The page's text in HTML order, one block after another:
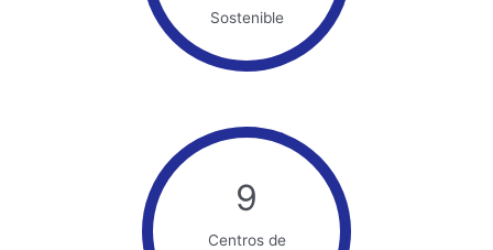
Sostenible
9
Centros de